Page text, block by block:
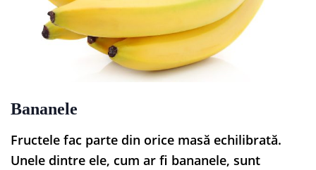
Bananele
Fructele fac parte din orice masă echilibrată.
Unele dintre ele, cum ar fi bananele, sunt